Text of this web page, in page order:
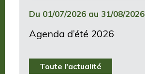
Du 01/07/2026 au 31/08/2026
Agenda d’été 2026
Toute l'actualité